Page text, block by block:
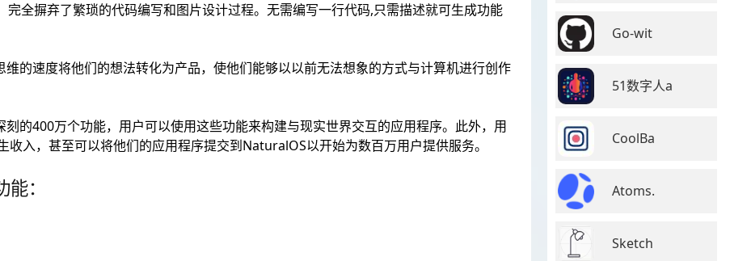
完全摒弃了繁琐的代码编写和图片设计过程。无需编写一行代码,只需描述就可生成功能
的速度将他们的想法转化为产品，使他们能够以以前无法想象的方式与计算机进行创作
的400万个功能，用户可以使用这些功能来构建与现实世界交互的应用程序。此外，用
收入，甚至可以将他们的应用程序提交到NaturalOS以开始为数百万用户提供服务。
：
Go-wit
51数字人a
CoolBa
Atoms.
Sketch